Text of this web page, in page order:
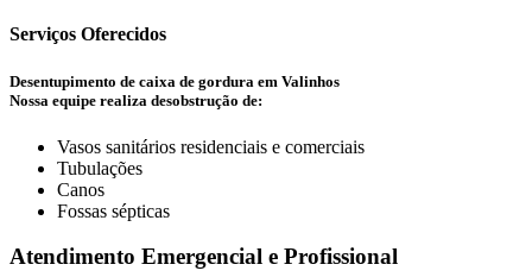
Serviços Oferecidos
Desentupimento de caixa de gordura em Valinhos
Nossa equipe realiza desobstrução de:
Vasos sanitários residenciais e comerciais
Tubulações
Canos
Fossas sépticas
Atendimento Emergencial e Profissional